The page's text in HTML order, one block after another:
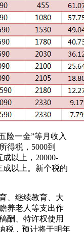
一金”等月收入
得税，5000到
以上，20000-
成以上。新个税的
、继续教育、大
养老人等支出作
酬、特许权使用
税，预计将于明年